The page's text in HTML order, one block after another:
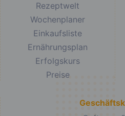
Rezeptwelt
Wochenplaner
Einkaufsliste
Ernährungsplan
Erfolgskurs
Preise